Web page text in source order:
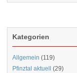
Kategorien
Allgemein (119)
Pfinztal aktuell
(29)